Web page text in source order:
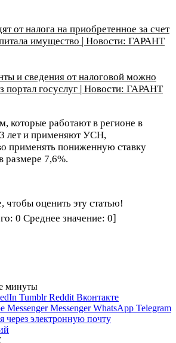
от налога на приобретенное за счет
имущество | Новости: ГАРАНТ
и сведения от налоговой можно
портал госуслуг | Новости: ГАРАНТ
которые работают в регионе в
лет и применяют УСН,
применять пониженную ставку
размере 7,6%.
чтобы оценить эту статью!
0 Среднее значение: 0]
минуты
Tumblr Reddit Вконтакте
Messenger Messenger WhatsApp Telegram
через электронную почту